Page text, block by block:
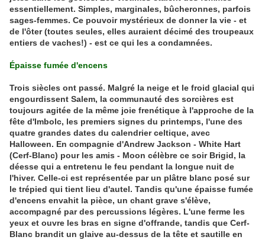
essentiellement. Simples, marginales, bûcheronnes, parfois
sages-femmes. Ce pouvoir mystérieux de donner la vie - et
de l'ôter (toutes seules, elles auraient décimé des troupeaux
entiers de vaches!) - est ce qui les a condamnées.
Épaisse fumée d'encens
Trois siècles ont passé. Malgré la neige et le froid glacial qui
engourdissent Salem, la communauté des sorcières est
toujours agitée de la même joie frenétique à l'approche de la
fête d'Imbolc, les premiers signes du printemps, l'une des
quatre grandes dates du calendrier celtique, avec
Halloween. En compagnie d'Andrew Jackson - White Hart
(Cerf-Blanc) pour les amis - Moon célèbre ce soir Brigid, la
déesse qui a entretenu le feu pendant la longue nuit de
l'hiver. Celle-ci est représentée par un plâtre blanc posé sur
le trépied qui tient lieu d'autel. Tandis qu'une épaisse fumée
d'encens envahit la pièce, un chant grave s'élève,
accompagné par des percussions légères. L'une ferme les
yeux et ouvre les bras en signe d'offrande, tandis que Cerf-
Blanc brandit un glaive au-dessus de la tête et sautille en